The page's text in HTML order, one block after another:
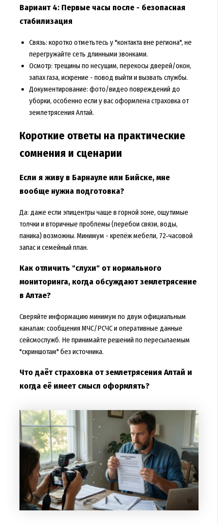
Вариант 4: Первые часы после - безопасная
стабилизация
Связь: коротко отметьтесь у "контакта вне региона", не
перегружайте сеть длинными звонками.
Осмотр: трещины по несущим, перекосы дверей/окон,
запах газа, искрение - повод выйти и вызвать службы.
Документирование: фото/видео повреждений до
уборки, особенно если у вас оформлена страховка от
землетрясения Алтай.
Короткие ответы на практические
сомнения и сценарии
Если я живу в Барнауле или Бийске, мне
вообще нужна подготовка?
Да: даже если эпицентры чаще в горной зоне, ощутимые
толчки и вторичные проблемы (перебои связи, воды,
паника) возможны. Минимум - крепёж мебели, 72‑часовой
запас и семейный план.
Как отличить "слухи" от нормального
мониторинга, когда обсуждают землетрясение
в Алтае?
Сверяйте информацию минимум по двум официальным
каналам: сообщения МЧС/РСЧС и оперативные данные
сейсмослужб. Не принимайте решений по пересылаемым
"скриншотам" без источника.
Что даёт страховка от землетрясения Алтай и
когда её имеет смысл оформлять?